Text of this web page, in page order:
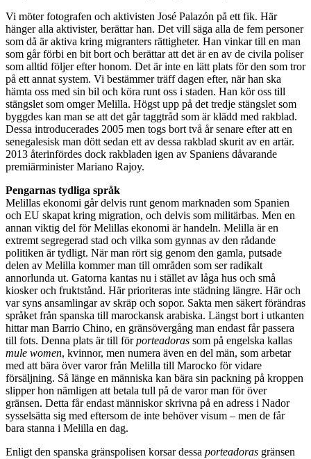
Vi möter fotografen och aktivisten José Palazón på ett fik. Här
hänger alla aktivister, berättar han. Det vill säga alla de fem personer
som då är aktiva kring migranters rättigheter. Han vinkar till en man
som går förbi en bit bort och berättar att det är en av de civila poliser
som alltid följer efter honom. Det är inte en lätt plats för den som tror
på ett annat system. Vi bestämmer träff dagen efter, när han ska
hämta oss med sin bil och köra runt oss i staden. Han kör oss till
stängslet som omger Melilla. Högst upp på det tredje stängslet som
byggdes kan man se att det går taggtråd som är klädd med rakblad.
Dessa introducerades 2005 men togs bort två år senare efter att en
senegalesisk man dött sedan ett av dessa rakblad skurit av en artär.
2013 återinfördes dock rakbladen igen av Spaniens dåvarande
premiärminister Mariano Rajoy.
Pengarnas tydliga språk
Melillas ekonomi går delvis runt genom marknaden som Spanien
och EU skapat kring migration, och delvis som militärbas. Men en
annan viktig del för Melillas ekonomi är handeln. Melilla är en
extremt segregerad stad och vilka som gynnas av den rådande
politiken är tydligt. När man rört sig genom den gamla, putsade
delen av Melilla kommer man till områden som ser radikalt
annorlunda ut. Gatorna kantas nu i stället av låga hus och små
kiosker och fruktstånd. Här prioriteras inte städning längre. Här och
var syns ansamlingar av skräp och sopor. Sakta men säkert förändras
språket från spanska till marockansk arabiska. Längst bort i utkanten
hittar man Barrio Chino, en gränsövergång man endast får passera
till fots. Denna plats är till förporteadoras som på engelska kallas
mule women, kvinnor, men numera även en del män, som arbetar
med att bära över varor från Melilla till Marocko för vidare
försäljning. Så länge en människa kan bära sin packning på kroppen
slipper hon nämligen att betala tull på de varor man för över
gränsen. Detta får endast människor skrivna på en adress i Nador
sysselsätta sig med eftersom de inte behöver visum – men de får
bara stanna i Melilla en dag.
Enligt den spanska gränspolisen korsar dessa porteadoras gränsen